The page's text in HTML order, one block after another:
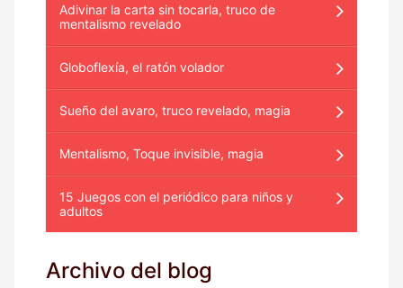
Adivinar la carta sin tocarla, truco de
mentalismo revelado
Globoflexía, el ratón volador
Sueño del avaro, truco revelado, magia
Mentalismo, Toque invisible, magia
15 Juegos con el periódico para niños y
adultos
Archivo del blog